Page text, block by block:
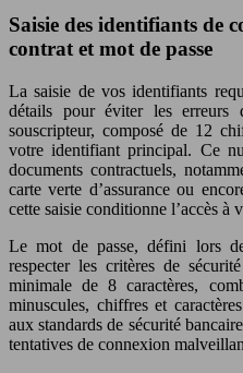
Saisie des identifiants de
contrat et mot de passe
La saisie de vos identifiants
détails pour éviter les erreurs
souscripteur, composé de 12
votre identifiant principal. Ce
documents contractuels,
carte verte d’assurance ou
cette saisie conditionne l’accès à
Le mot de passe, défini lors
respecter les critères de
minimale de 8 caractères,
minuscules, chiffres et
aux standards de sécurité
tentatives de connexion